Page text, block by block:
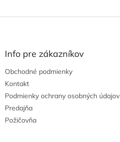
Z
Info pre zákazníkov
Obchodné podmienky
Kontakt
Podmienky ochrany osobných údajov
Predajňa
Požičovňa